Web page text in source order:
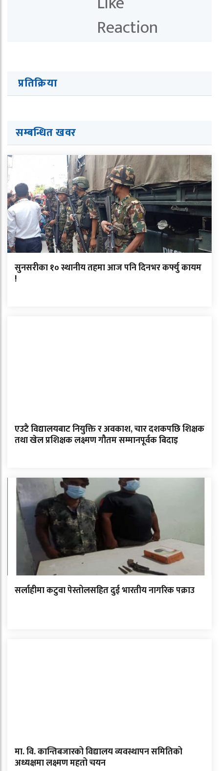
प्रतिक्रिया
सम्बन्धित खवर
सुनसरीका १० स्थानीय तहमा आज पनि दिनभर कर्फ्यु कायम
!
एउटै विद्यालयबाट नियुक्ति र अवकाश, चार दशकपछि शिक्षक
तथा खेल प्रशिक्षक लक्ष्मण गौतम सम्मानपूर्वक बिदाइ
सर्लाहीमा कटुवा पेस्तोलसहित दुई भारतीय नागरिक पक्राउ
मा. वि. कान्तिबजारको विद्यालय व्यवस्थापन समितिको
अध्यक्षमा लक्ष्मण महतो चयन